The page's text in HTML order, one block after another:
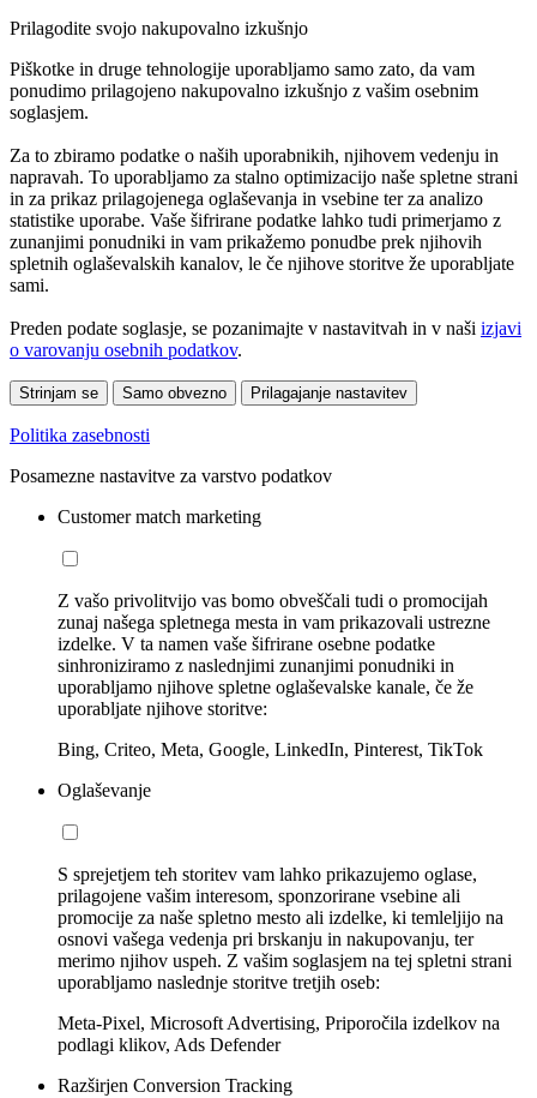
Prilagodite svojo nakupovalno izkušnjo
Piškotke in druge tehnologije uporabljamo samo zato, da vam
ponudimo prilagojeno nakupovalno izkušnjo z vašim osebnim
soglasjem.
Za to zbiramo podatke o naših uporabnikih, njihovem vedenju in
napravah. To uporabljamo za stalno optimizacijo naše spletne strani
in za prikaz prilagojenega oglaševanja in vsebine ter za analizo
statistike uporabe. Vaše šifrirane podatke lahko tudi primerjamo z
zunanjimi ponudniki in vam prikažemo ponudbe prek njihovih
spletnih oglaševalskih kanalov, le če njihove storitve že uporabljate
sami.
Preden podate soglasje, se pozanimajte v nastavitvah in v naši izjavi
o varovanju osebnih podatkov.
Strinjam se Samo obvezno Prilagajanje nastavitev
Politika zasebnosti
Posamezne nastavitve za varstvo podatkov
Customer match marketing
Z vašo privolitvijo vas bomo obveščali tudi o promocijah
zunaj našega spletnega mesta in vam prikazovali ustrezne
izdelke. V ta namen vaše šifrirane osebne podatke
sinhroniziramo z naslednjimi zunanjimi ponudniki in
uporabljamo njihove spletne oglaševalske kanale, če že
uporabljate njihove storitve:
Bing, Criteo, Meta, Google, LinkedIn, Pinterest, TikTok
Oglaševanje
S sprejetjem teh storitev vam lahko prikazujemo oglase,
prilagojene vašim interesom, sponzorirane vsebine ali
promocije za naše spletno mesto ali izdelke, ki temleljijo na
osnovi vašega vedenja pri brskanju in nakupovanju, ter
merimo njihov uspeh. Z vašim soglasjem na tej spletni strani
uporabljamo naslednje storitve tretjih oseb:
Meta-Pixel, Microsoft Advertising, Priporočila izdelkov na
podlagi klikov, Ads Defender
Razširjen Conversion Tracking